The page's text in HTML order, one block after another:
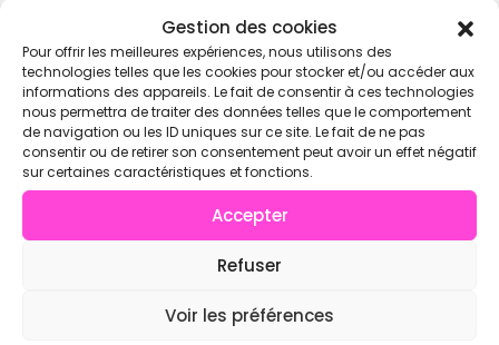
Gestion des cookies
Pour offrir les meilleures expériences, nous utilisons des
technologies telles que les cookies pour stocker et/ou accéder aux
informations des appareils. Le fait de consentir à ces technologies
nous permettra de traiter des données telles que le comportement
de navigation ou les ID uniques sur ce site. Le fait de ne pas
consentir ou de retirer son consentement peut avoir un effet négatif
sur certaines caractéristiques et fonctions.
Accepter
Refuser
Voir les préférences
90 € par équipe
(93,60 € avec frais
Competition Corner)
Aucun remboursement possible
Ne rate plus les prochaines compétitions !